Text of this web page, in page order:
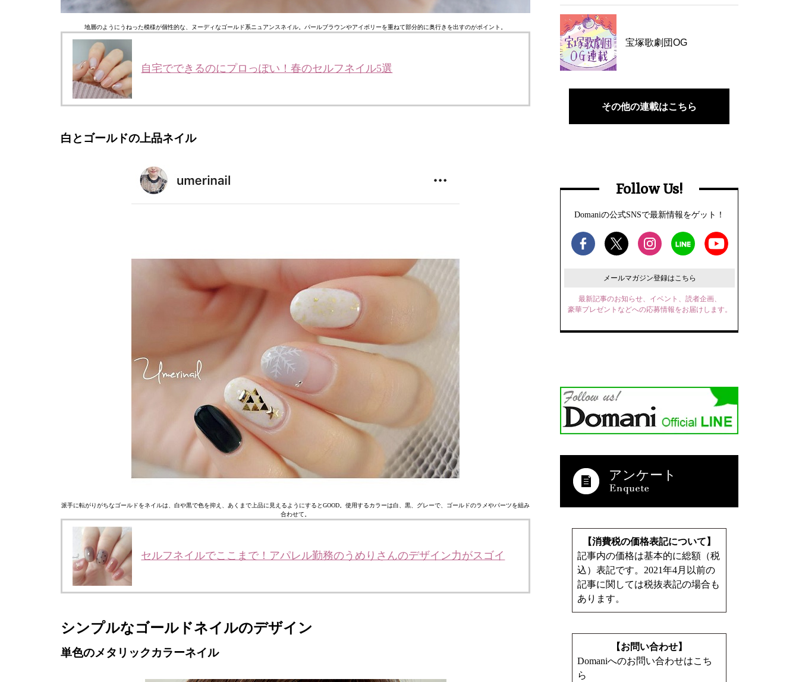
地層のようにうねった模様が個性的な、ヌーディなゴールド系ニュアンスネイル。パールブラウンやアイボリーを重ねて部分的に奥行きを出すのがポイント。
自宅でできるのにプロっぽい！春のセルフネイル5選
白とゴールドの上品ネイル
派手に転がりがちなゴールドをネイルは、白や黒で色を抑え、あくまで上品に見えるようにするとGOOD。使用するカラーは白、黒、グレーで、ゴールドのラメやパーツを組み
合わせて。
セルフネイルでここまで！アパレル勤務のうめりさんのデザイン力がスゴイ
シンプルなゴールドネイルのデザイン
単色のメタリックカラーネイル
宝塚歌劇団OG
その他の連載はこちら
Follow Us!
Domaniの公式SNSで最新情報をゲット！
メールマガジン登録はこちら
最新記事のお知らせ、イベント、読者企画、
豪華プレゼントなどへの応募情報をお届けします。
アンケート
【消費税の価格表記について】
記事内の価格は基本的に総額（税
込）表記です。2021年4月以前の
記事に関しては税抜表記の場合も
あります。
【お問い合わせ】
Domaniへのお問い合わせはこち
ら